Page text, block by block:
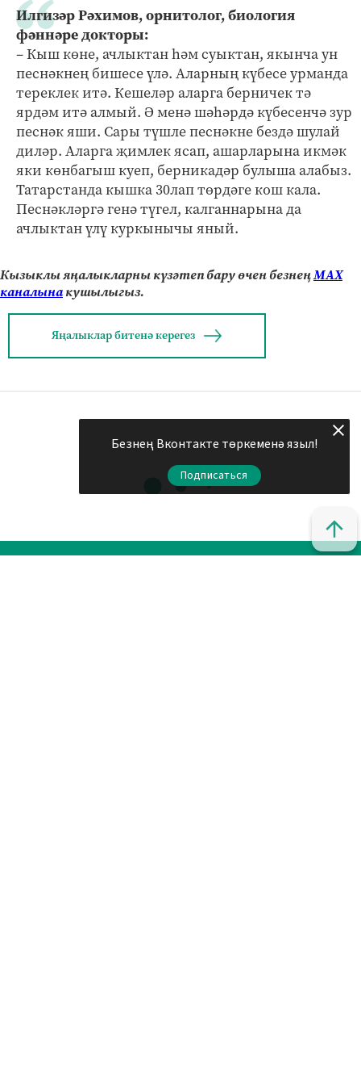
Илгизәр Рәхимов, орнитолог, биология
фәннәре докторы:
– Кыш көне, ачлыктан һәм суыктан, якынча ун
песнәкнең бишесе үлә. Аларның күбесе урманда
тереклек итә. Кешеләр аларга берничек тә
ярдәм итә алмый. Ә менә шәһәрдә күбесенчә зур
песнәк яши. Сары түшле песнәкне бездә шулай
диләр. Аларга җимлек ясап, ашарларына икмәк
яки көнбагыш куеп, берникадәр булыша алабыз.
Татарстанда кышка 30лап төрдәге кош кала.
Песнәкләргә генә түгел, калганнарына да
ачлыктан үлү куркынычы яный.
Кызыклы яңалыкларны күзәтеп бару өчен безнеңМАХ
каналынакушылыгыз.
Яңалыклар битенә керегез
Безнең Вконтакте төркеменә языл!
Подписаться